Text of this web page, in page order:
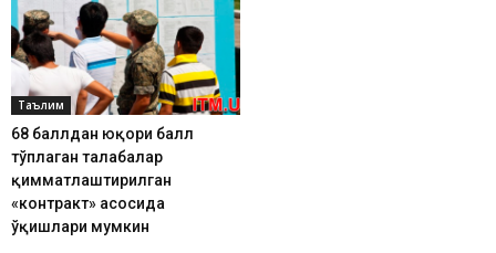
Таълим
68 баллдан юқори балл
тўплаган талабалар
қимматлаштирилган
«контракт» асосида
ўқишлари мумкин